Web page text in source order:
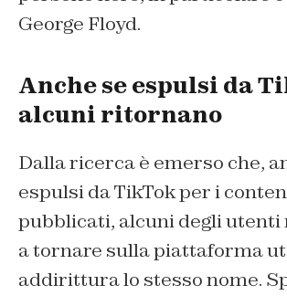
George Floyd.
Anche se espulsi da
alcuni ritornano
Dalla ricerca è emerso che,
espulsi da TikTok per i
pubblicati, alcuni degli utenti
a tornare sulla piattaforma
addirittura lo stesso nome.